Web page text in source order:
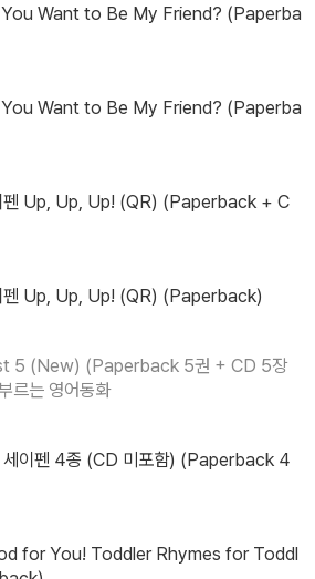
You Want to Be My Friend? (Paperba
You Want to Be My Friend? (Paperba
펜 Up, Up, Up! (QR) (Paperback + C
펜 Up, Up, Up! (QR) (Paperback)
5 (New) (Paperback 5권 + CD 5장
르는 영어동화
세이펜 4종 (CD 미포함) (Paperback 4
for You! Toddler Rhymes for Toddl